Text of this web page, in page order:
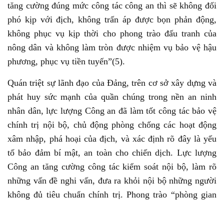
tăng cường đúng mức công tác công an thì sẽ không đối
phó kịp với địch, không trấn áp được bọn phản động,
không phục vụ kịp thời cho phong trào đấu tranh của
nông dân và không làm tròn được nhiệm vụ bảo vệ hậu
phương, phục vụ tiền tuyến”(5).
Quán triệt sự lãnh đạo của Đảng, trên cơ sở xây dựng và
phát huy sức mạnh của quần chúng trong nền an ninh
nhân dân, lực lượng Công an đã làm tốt công tác bảo vệ
chính trị nội bộ, chủ động phòng chống các hoạt động
xâm nhập, phá hoại của địch, và xác định rõ đây là yếu
tố bảo đảm bí mật, an toàn cho chiến dịch. Lực lượng
Công an tăng cường công tác kiểm soát nội bộ, làm rõ
những vấn đề nghi vấn, đưa ra khỏi nội bộ những người
không đủ tiêu chuẩn chính trị. Phong trào “phòng gian